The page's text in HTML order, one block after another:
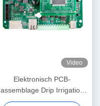
Video
Elektronisch PCB-
assemblage Drip Irrigation
System Control Board